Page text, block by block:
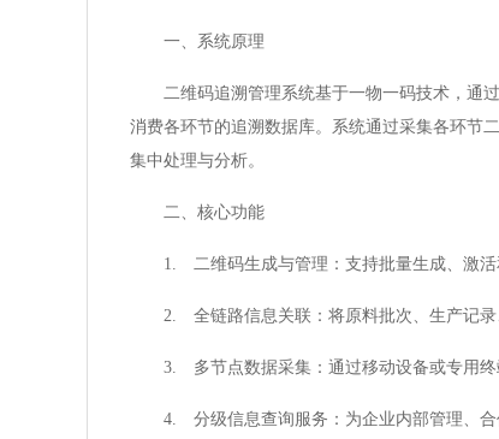
一、系统原理
二维码追溯管理系统基于一物一码技术，通
消费各环节的追溯数据库。系统通过采集各环节
集中处理与分析。
二、核心功能
1. 二维码生成与管理：支持批量生成、激活
2. 全链路信息关联：将原料批次、生产记录
3. 多节点数据采集：通过移动设备或专用终
4. 分级信息查询服务：为企业内部管理、合